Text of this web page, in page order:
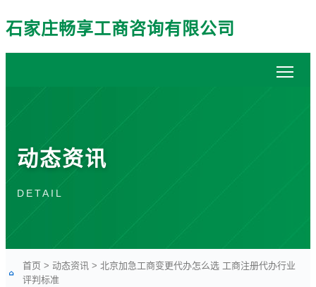
石家庄畅享工商咨询有限公司
动态资讯
DETAIL
首页 > 动态资讯 > 北京加急工商变更代办怎么选 工商注册代办行业
评判标准